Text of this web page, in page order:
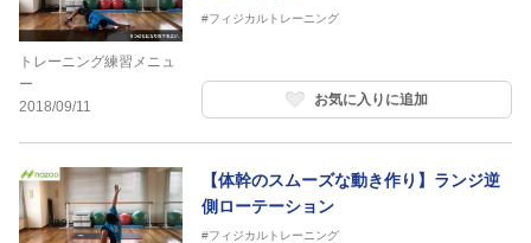
トレーニング練習メニュ
ー
2018/09/11
#フィジカルトレーニング
お気に入りに追加
【体幹のスムーズな動き作り】ランジ逆
側ローテーション
#フィジカルトレーニング